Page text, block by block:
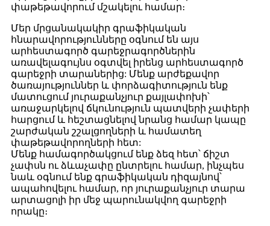
փաթեթավորում մշակելու համար։
Մեր մրցանակակիր գրաֆիկական
հնարավորությունները օգնում են այս
արհեստագործ գարեջրագործներին
առավելագույնս օգտվել իրենց արհեստագործ
գարեջրի տարաներից: Մենք արժեքավոր
ծառայություններ և փորձագիտություն ենք
մատուցում յուրաքանչյուր քայլափոխի՝
առաջարկելով ճկունություն պատվերի չափերի
հարցում և հեշտացնելով նրանց համար կապը
շարժական շշալցողների և համատեղ
փաթեթավորողների հետ:
Մենք համագործակցում ենք ձեզ հետ՝ ճիշտ
չափսն ու ձևաչափը ընտրելու համար, ինչպես
նաև օգնում ենք գրաֆիկական դիզայնով՝
ապահովելու համար, որ յուրաքանչյուր տարա
արտացոլի իր մեջ պարունակվող գարեջրի
որակը։